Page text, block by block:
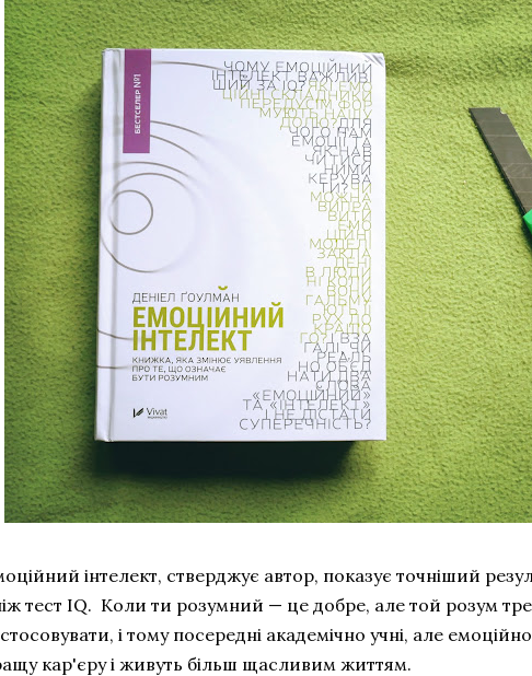
інтелект, стверджує автор, показує точніший
тест IQ. Коли ти розумний — це добре, але той розум
і тому посередні академічно учні, але
кар'єру і живуть більш щасливим життям.